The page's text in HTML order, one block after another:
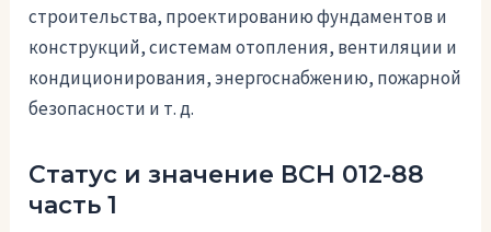
строительства, проектированию фундаментов и
конструкций, системам отопления, вентиляции и
кондиционирования, энергоснабжению, пожарной
безопасности и т. д.
Статус и значение ВСН 012-88
часть 1